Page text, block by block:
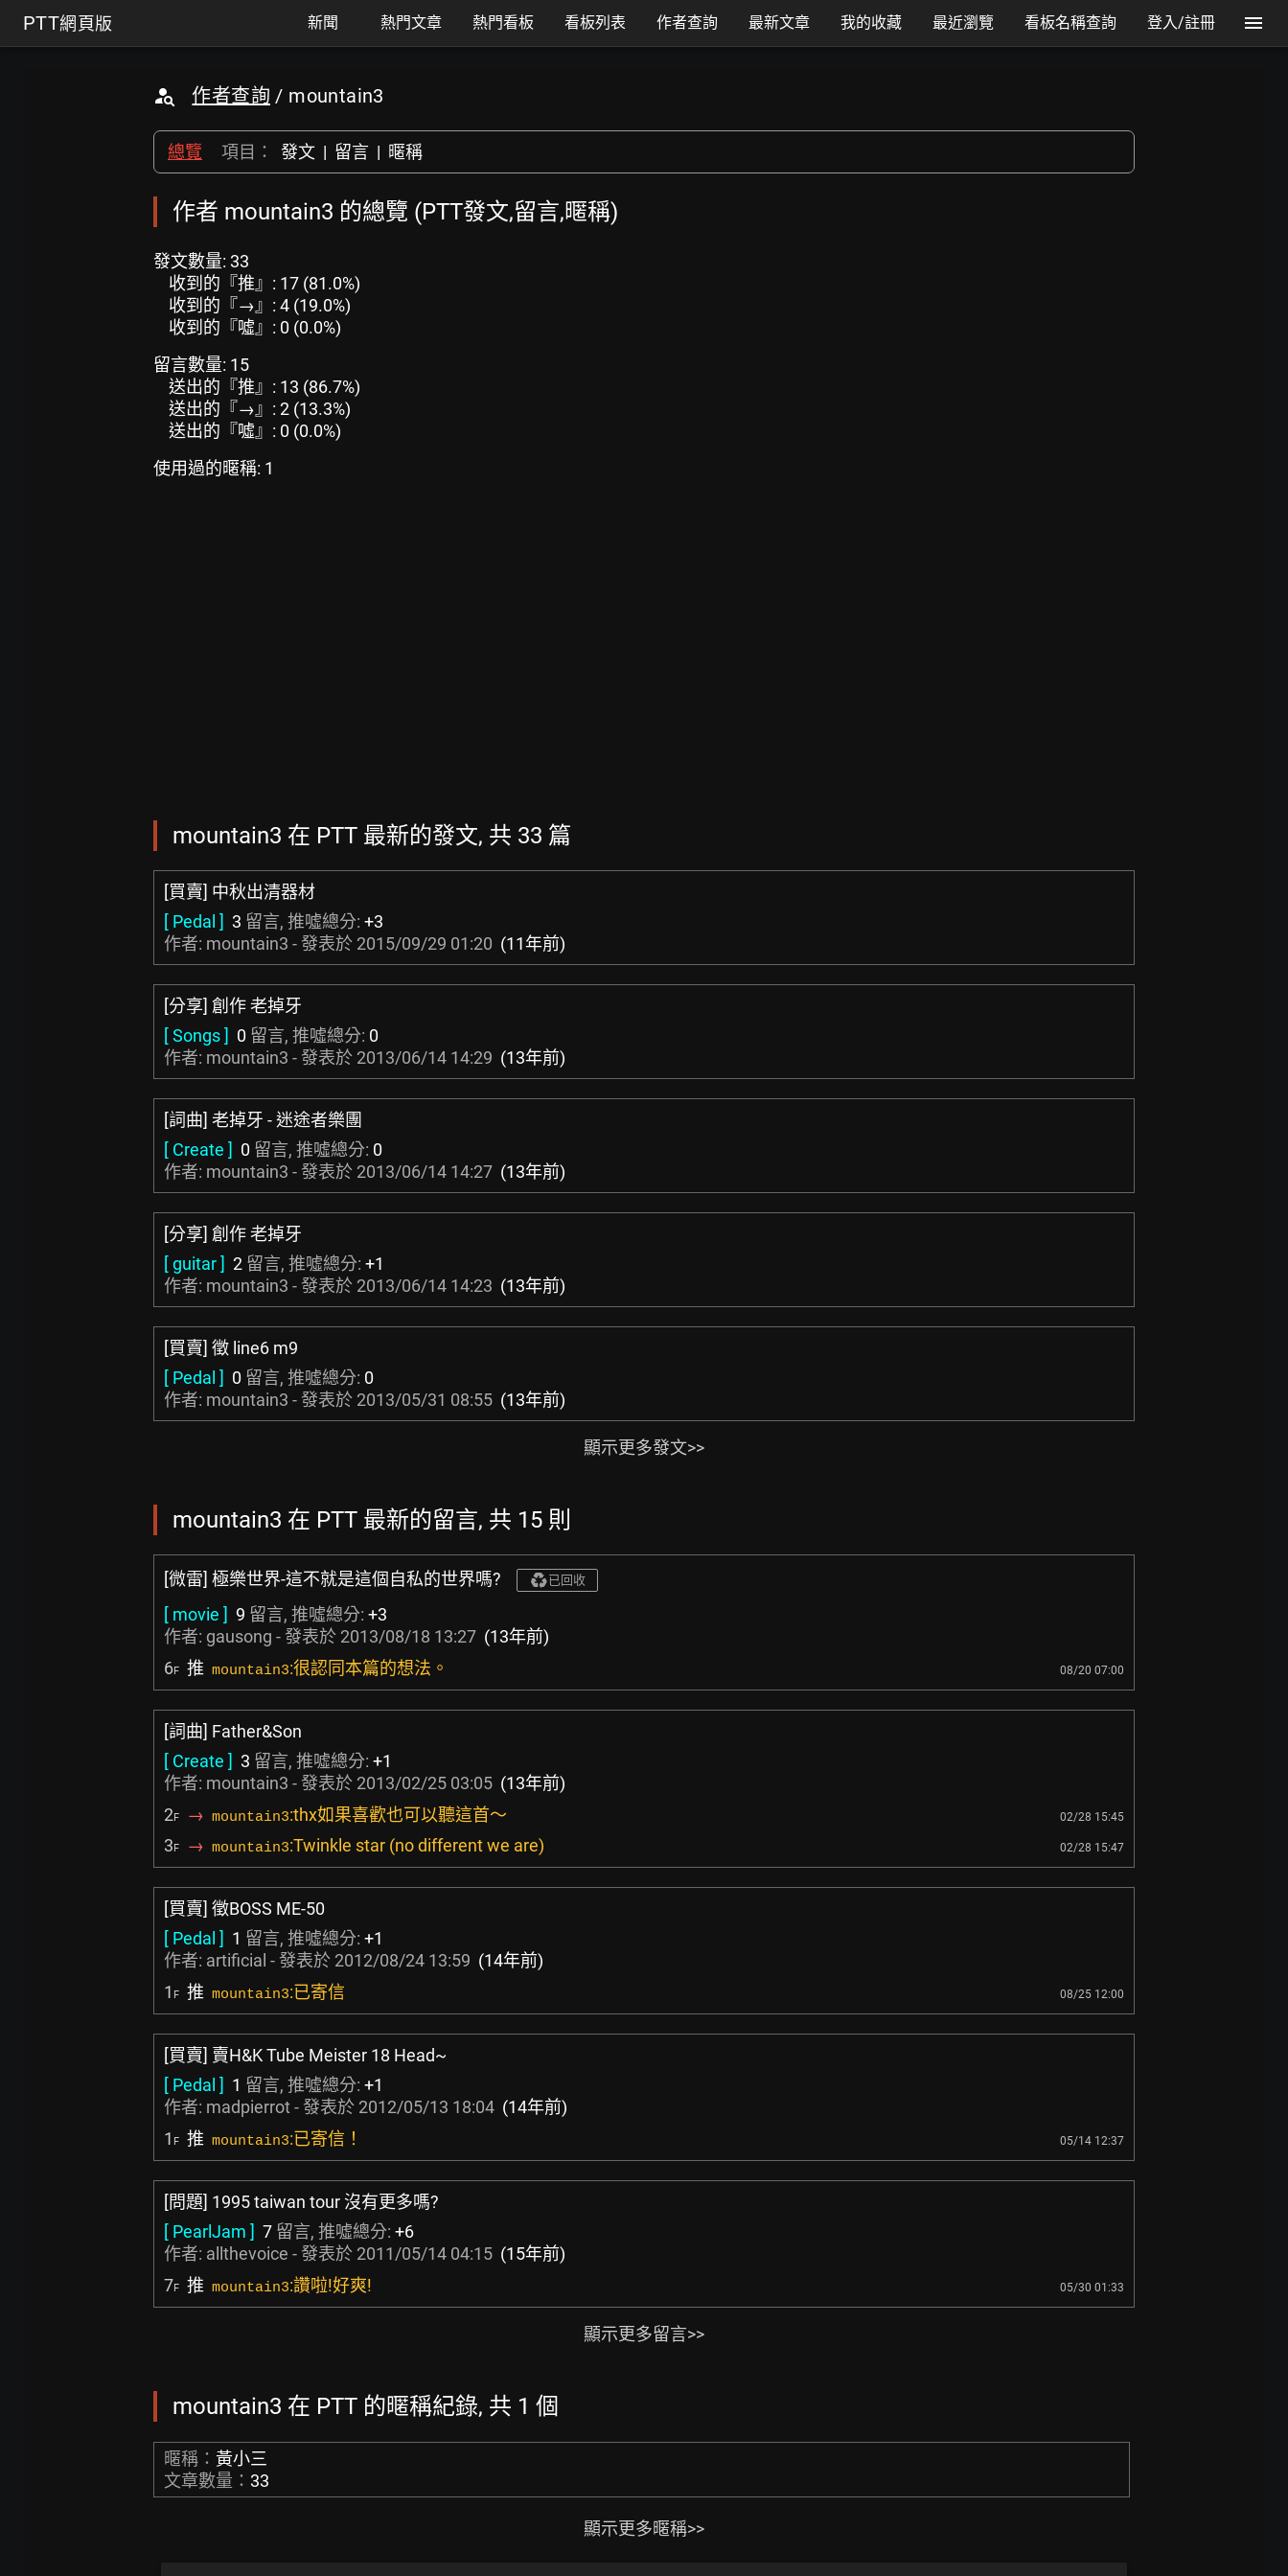
PTT網頁版 新聞 熱門文章 熱門看板 看板列表 作者查詢 最新文章 我的收藏 最近瀏覽 看板名稱查詢 登入/註冊
作者查詢 / mountain3
總覽 項目： 發文 | 留言 | 暱稱
作者 mountain3 的總覽 (PTT發文,留言,暱稱)
發文數量: 33
收到的『推』: 17 (81.0%)
收到的『→』: 4 (19.0%)
收到的『噓』: 0 (0.0%)
留言數量: 15
送出的『推』: 13 (86.7%)
送出的『→』: 2 (13.3%)
送出的『噓』: 0 (0.0%)
使用過的暱稱: 1
mountain3 在 PTT 最新的發文, 共 33 篇
[買賣] 中秋出清器材
[ Pedal ] 3 留言, 推噓總分: +3
作者: mountain3 - 發表於 2015/09/29 01:20 (11年前)
[分享] 創作 老掉牙
[ Songs ] 0 留言, 推噓總分: 0
作者: mountain3 - 發表於 2013/06/14 14:29 (13年前)
[詞曲] 老掉牙 - 迷途者樂團
[ Create ] 0 留言, 推噓總分: 0
作者: mountain3 - 發表於 2013/06/14 14:27 (13年前)
[分享] 創作 老掉牙
[ guitar ] 2 留言, 推噓總分: +1
作者: mountain3 - 發表於 2013/06/14 14:23 (13年前)
[買賣] 徵 line6 m9
[ Pedal ] 0 留言, 推噓總分: 0
作者: mountain3 - 發表於 2013/05/31 08:55 (13年前)
顯示更多發文>>
mountain3 在 PTT 最新的留言, 共 15 則
[微雷] 極樂世界-這不就是這個自私的世界嗎? 已回收
[ movie ] 9 留言, 推噓總分: +3
作者: gausong - 發表於 2013/08/18 13:27 (13年前)
6F 推 mountain3:很認同本篇的想法。 08/20 07:00
[詞曲] Father&Son
[ Create ] 3 留言, 推噓總分: +1
作者: mountain3 - 發表於 2013/02/25 03:05 (13年前)
2F → mountain3:thx如果喜歡也可以聽這首～ 02/28 15:45
3F → mountain3:Twinkle star (no different we are) 02/28 15:47
[買賣] 徵BOSS ME-50
[ Pedal ] 1 留言, 推噓總分: +1
作者: artificial - 發表於 2012/08/24 13:59 (14年前)
1 F 推 mountain3:已寄信 08/25 12:00
[買賣] 賣H&K Tube Meister 18 Head~
[ Pedal ] 1 留言, 推噓總分: +1
作者: madpierrot- 發表於 2012/05/13 18:04 (14年前)
1 F 推 mountain3:已寄信！ 05/14 12:37
[問題] 1995 taiwan tour 沒有更多嗎?
[ PearlJam ] 7 留言, 推噓總分: +6
作者: allthevoice - 發表於 2011/05/14 04:15 (15年前)
7F 推 mountain3:讚啦!好爽! 05/30 01:33
顯示更多留言>>
mountain3 在 PTT 的暱稱紀錄, 共 1 個
暱稱： 黃小三
文章數量： 33
顯示更多暱稱>>